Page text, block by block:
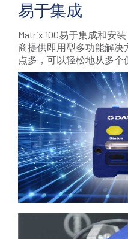
易于集成
Matrix 100易于集成和安
商提供即用型多功能解决
点多，可以轻松地从多个